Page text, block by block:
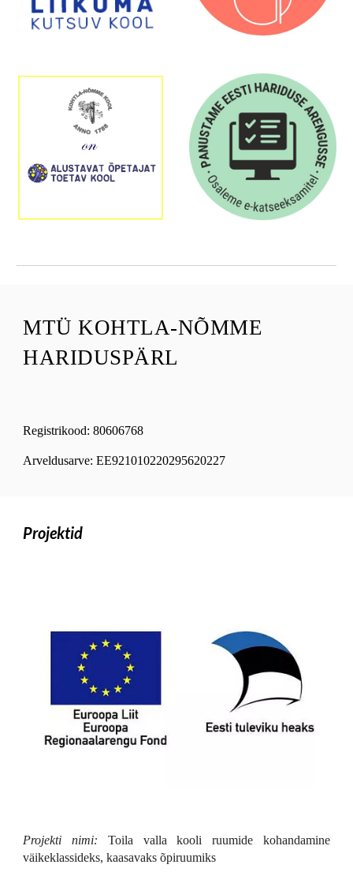
MTÜKOHTLA-NÕMME
HARIDUSPÄRL
Registrikood: 80606768
Arveldusarve:EE921010220295620227
Projektid
Projekti nimi: Toila valla kooli ruumide kohandamine
väikeklassideks, kaasavaks õpiruumiks